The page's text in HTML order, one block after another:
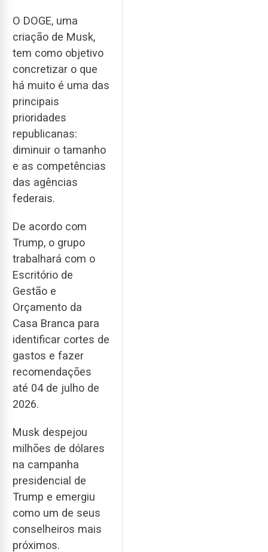
O DOGE, uma
criação de Musk,
tem como objetivo
concretizar o que
há muito é uma das
principais
prioridades
republicanas:
diminuir o tamanho
e as competências
das agências
federais.
De acordo com
Trump, o grupo
trabalhará com o
Escritório de
Gestão e
Orçamento da
Casa Branca para
identificar cortes de
gastos e fazer
recomendações
até 04 de julho de
2026.
Musk despejou
milhões de dólares
na campanha
presidencial de
Trump e emergiu
como um de seus
conselheiros mais
próximos.